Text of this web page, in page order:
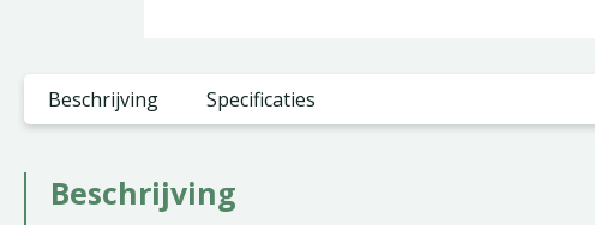
Beschrijving Specificaties
Beschrijving